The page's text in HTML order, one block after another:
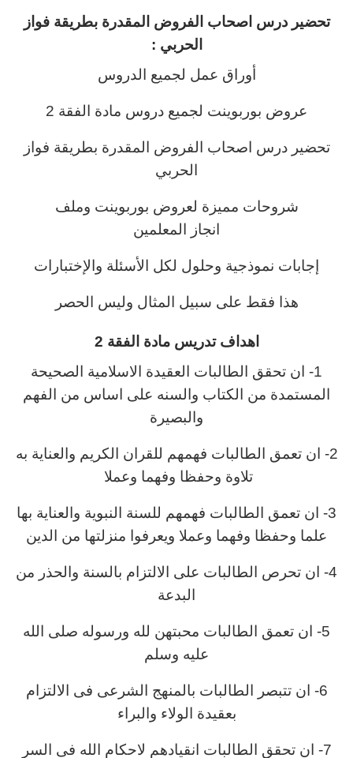
تحضير درس اصحاب الفروض المقدرةبطريقة فواز
الحربي :
أوراق عمل لجميع الدروس
عروض بوربوينت لجميع دروس مادة الفقة 2
تحضير درس اصحاب الفروض المقدرة بطريقة فواز
الحربي
شروحات مميزة لعروض بوربوينت وملف
انجاز المعلمين
إجابات نموذجية وحلول لكل الأسئلة والإختبارات
هذا فقط على سبيل المثال وليس الحصر
اهداف تدريس مادة الفقة 2
1- ان تحقق الطالبات العقيدة الاسلامية الصحيحة
المستمدة من الكتاب والسنه على اساس من الفهم
والبصيرة
2- ان تعمق الطالبات فهمهم للقران الكريم والعناية به
تلاوة وحفظا وفهما وعملا
3- ان تعمق الطالبات فهمهم للسنة النبوية والعناية بها
علما وحفظا وفهما وعملا ويعرفوا منزلتها من الدين
4- ان تحرص الطالبات على الالتزام بالسنة والحذر من
البدعة
5- ان تعمق الطالبات محبتهن لله ورسوله صلى الله
عليه وسلم
6- ان تتبصر الطالبات بالمنهج الشرعى فى الالتزام
بعقيدة الولاء والبراء
7- ان تحقق الطالبات انقيادهم لاحكام الله فى السر